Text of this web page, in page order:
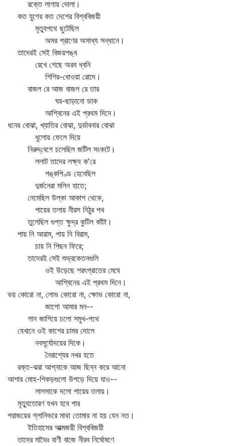
রক্তে লাগায় দোলা।
কত যুগের কত দেশের বিশ্ববিজয়ী
মৃত্যুপথে ছুটেছিল
অমর প্রাণের অসাধ্য সন্ধানে।
তাদেরই সেই বিজয়শঙ্খ
রেখে গেছে অরব ধ্বনি
শিশির-ধোওয়া রোদে।
বাজল রে আজ বাজল রে তার
ঘর-ছাড়ানো ডাক
আশ্বিনের এই প্রথম দিনে।
ধনের বোঝা, খ্যাতির বোঝা, দুর্ভাবনার বোঝা
ধুলোয় ফেলে দিয়ে
নিরুদ্‌বেগে চলেছিল জটিল সংকটে।
ললাট তাদের লক্ষ্য ক'রে
পঙ্কপিণ্ড হেনেছিল
দুর্জনেরা মলিন হাতে;
নেমেছিল উল্কা আকাশ থেকে,
পায়ের তলায় নীরস নিঠুর পথ
তুলেছিল গুপ্ত ক্ষুদ্র কুটিল কাঁটা।
পায় নি আরাম, পায় নি বিরাম,
চায় নি পিছন ফিরে;
তাদেরই সেই শুভ্রকেতনগুলি
ওই উড়েছে শরৎপ্রাতের মেঘে
আশ্বিনের এই প্রথম দিনে।
ভয় কোরো না, লোভ কোরো না, ক্ষোভ কোরো না,
জাগো আমার মন--
গান জাগিয়ে চলো সমুখ-পথে
যেখানে ওই কাশের চামর দোলে
নবসূর্যোদয়ের দিকে।
নৈরাশ্যের নখর হতে
রক্ত-ঝরা আপ্‌নাকে আজ ছিন্ন করে আনো
আশার মোহ-শিকড়গুলো উপড়ে দিয়ে যাও--
লালসাকে দলো পায়ের তলায়।
মৃত্যুতোরণ যখন হবে পার
পরাজয়ের গ্লানিভরে মাথা তোমার না হয় যেন নত।
ইতিহাসের আত্মজয়ী বিশ্ববিজয়ী
তাদের মাভৈঃ বাণী বাজে নীরব নির্ঘোষণে